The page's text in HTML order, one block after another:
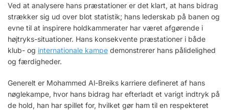
Ved at analysere hans præstationer er det klart, at hans bidrag
strækker sig ud over blot statistik; hans lederskab på banen og
evne til at inspirere holdkammerater har været afgørende i
højtryks-situationer. Hans konsekvente præstationer i både
klub- og internationale kampe demonstrerer hans pålidelighed
og færdigheder.
Generelt er Mohammed Al-Breiks karriere defineret af hans
nøglekampe, hvor hans bidrag har efterladt et varigt indtryk på
de hold, han har spillet for, hvilket gør ham til en respekteret